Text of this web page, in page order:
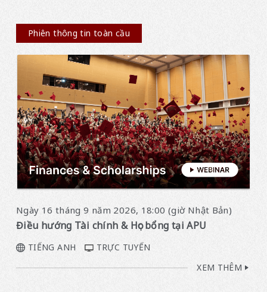
Phiên thông tin toàn cầu
Ngày 16 tháng 9 năm 2026, 18:00 (giờ Nhật Bản)
Điều hướng Tài chính & Học bổng tại APU
TIẾNG ANH
TRỰC TUYẾN
XEM THÊM